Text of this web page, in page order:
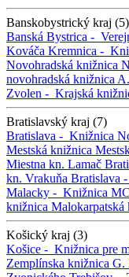
Banskobystrický kraj (5)
Banská Bystrica -
Kováča Kremnica -
Novohradská knižnica
novohradská knižnica
Zvolen - Krajská
Bratislavský kraj (7)
Bratislava - Knižnica
Mestská knižnica
Miestna kn. Lamač
kn. Vrakuňa Bratislava -
Malacky - Knižnica
knižnica Malokarpatská
Košický kraj (3)
Košice - Knižnica pre
Zemplínska knižnica